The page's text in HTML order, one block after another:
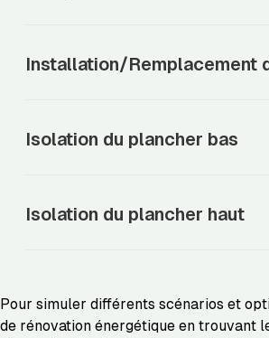
Installation/Remplacement
Isolation du plancher bas
Isolation du plancher haut
Pour simuler différents scénarios et
de rénovation énergétique en trouvant